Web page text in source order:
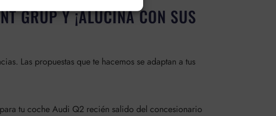
GRUP Y ¡ALUCINA CON SUS
Las propuestas que te hacemos se adaptan a tus
tu coche Audi Q2 recién salido del concesionario